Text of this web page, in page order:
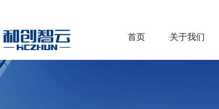
首页 关于我们